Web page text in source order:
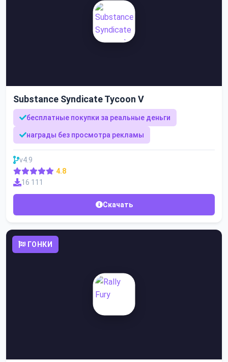
Substance Syndicate Tycoon V
бесплатные покупки за реальные деньги
награды без просмотра рекламы
v4.9
4.8
16 111
Скачать
ГОНКИ